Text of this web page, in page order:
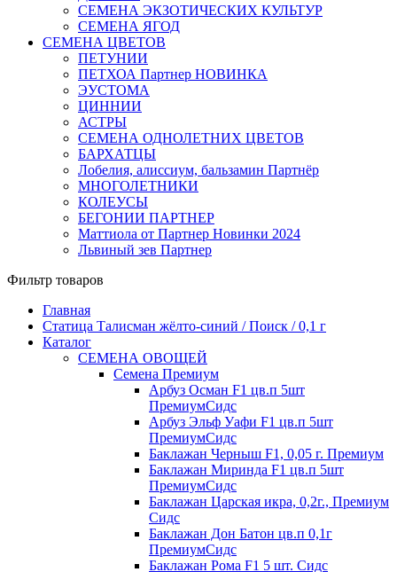
СЕМЕНА ЭКЗОТИЧЕСКИХ КУЛЬТУР
СЕМЕНА ЯГОД
СЕМЕНА ЦВЕТОВ
ПЕТУНИИ
ПЕТХОА Партнер НОВИНКА
ЭУСТОМА
ЦИННИИ
АСТРЫ
СЕМЕНА ОДНОЛЕТНИХ ЦВЕТОВ
БАРХАТЦЫ
Лобелия, алиссиум, бальзамин Партнёр
МНОГОЛЕТНИКИ
КОЛЕУСЫ
БЕГОНИИ ПАРТНЕР
Маттиола от Партнер Новинки 2024
Львиный зев Партнер
Фильтр товаров
Главная
Статица Талисман жёлто-синий / Поиск / 0,1 г
Каталог
СЕМЕНА ОВОЩЕЙ
Семена Премиум
Арбуз Осман F1 цв.п 5шт
ПремиумСидс
Арбуз Эльф Уафи F1 цв.п 5шт
ПремиумСидс
Баклажан Черныш F1, 0,05 г. Премиум
Баклажан Миринда F1 цв.п 5шт
ПремиумСидс
Баклажан Царская икра, 0,2г., Премиум
Сидс
Баклажан Дон Батон цв.п 0,1г
ПремиумСидс
Баклажан Рома F1 5 шт. Сидс